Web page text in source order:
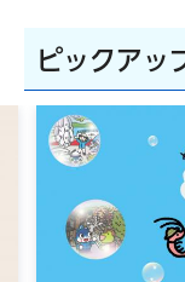
ピックアッ